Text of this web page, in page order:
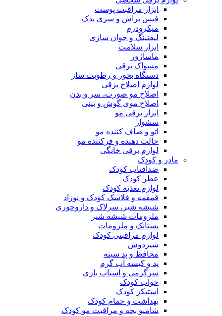
ابزار مراقبت پوست
فیس براش و سری یدک
میکرودرم
لیفتینگ و جوان سازی
ابزار سلامت
ماساژور
مسواک برقی
دستگاه بخور و رطوبت ساز
لوازم اصلاح برقی
اصلاح مو صورت، سر و بدن
اصلاح موی گوش و بینی
ابزار برقی مو
سشوار
اتو و صاف کننده مو
حالت دهنده و فرکننده مو
لوازم برقی خانگی
مادر و کودک
ضدآفتاب کودک
عطر کودک
لوازم تغذیه کودک
قمقمه و فلاسک کودک و نوزاد
شیشه شیر، سرلاک و داروخوری
ملزومات شیشه شیر
پستانک و ملزومات
لوازم مراقبتی کودک
شیردوش
محافظ و پد سینه
پد و کیسه آب گرم
سرگرمی و اسباب بازی
خواب کودک
استیکر کودک
بهداشت و حمام کودک
شامپو بچه و مراقبت مو کودک